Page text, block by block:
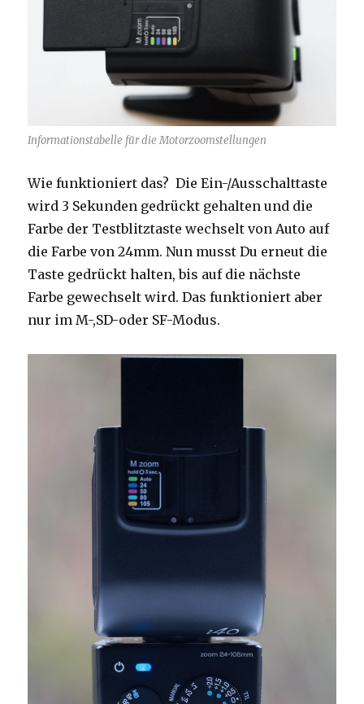
Informationstabelle für die Motorzoomstellungen
Wie funktioniert das? Die Ein-/Ausschalttaste
wird 3 Sekunden gedrückt gehalten und die
Farbe der Testblitztaste wechselt von Auto auf
die Farbe von 24mm. Nun musst Du erneut die
Taste gedrückt halten, bis auf die nächste
Farbe gewechselt wird. Das funktioniert aber
nur im M-,SD-oder SF-Modus.